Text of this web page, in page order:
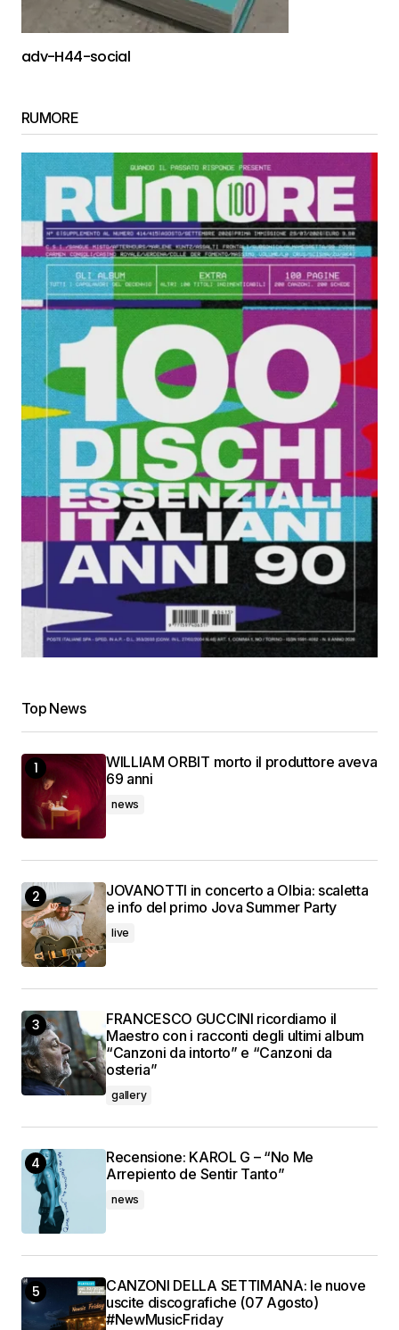
adv-H44-social
RUMORE
Top News
WILLIAM ORBIT morto il produttore aveva
69 anni
news
JOVANOTTI in concerto a Olbia: scaletta
e info del primo Jova Summer Party
live
FRANCESCO GUCCINI ricordiamo il
Maestro con i racconti degli ultimi album
“Canzoni da intorto” e “Canzoni da
osteria”
gallery
Recensione: KAROL G – “No Me
Arrepiento de Sentir Tanto”
news
CANZONI DELLA SETTIMANA: le nuove
uscite discografiche (07 Agosto)
#NewMusicFriday